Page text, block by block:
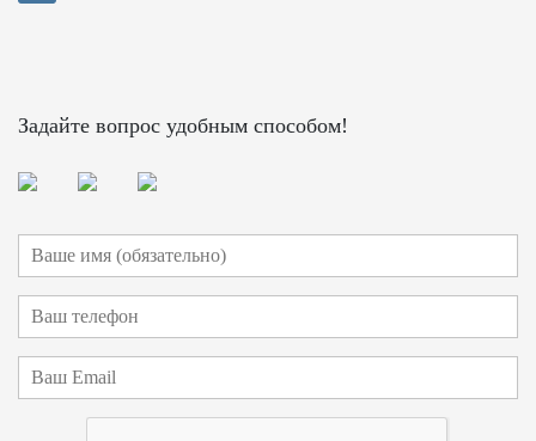
Задайте вопрос удобным способом!